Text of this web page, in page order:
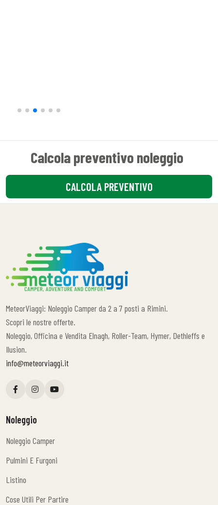
Calcola preventivo noleggio
CALCOLA PREVENTIVO
MeteorViaggi: Noleggio Camper da 2 a 7 posti a Rimini.
Scopri le nostre offerte.
Noleggio, Officina e Vendita Elnagh, Roller-Team, Hymer, Dethleffs e
Ilusion.
info@meteorviaggi.it
Noleggio
Noleggio Camper
Pulmini E Furgoni
Listino
Cose Utili Per Partire